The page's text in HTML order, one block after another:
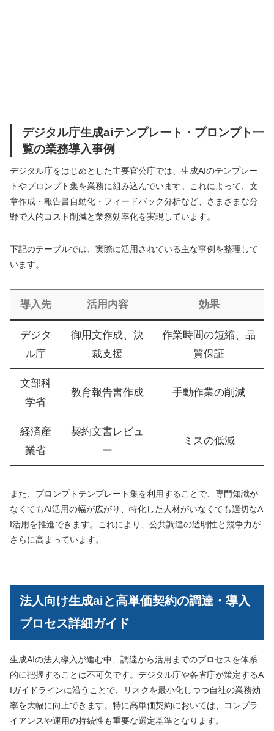
デジタル庁生成aiテンプレート・プロンプト一
覧の業務導入事例
デジタル庁をはじめとした主要官公庁では、生成AIのテンプレー
トやプロンプト集を業務に組み込んでいます。これによって、文
章作成・報告書自動化・フィードバック分析など、さまざまな分
野で人的コスト削減と業務効率化を実現しています。
下記のテーブルでは、実際に活用されている主な事例を整理して
います。
導入先 活用内容 効果
デジタ
ル庁
御用文作成、決
裁支援
作業時間の短縮、品
質保証
文部科
学省
教育報告書作成 手動作業の削減
経済産
業省
契約文書レビュ
ー
ミスの低減
また、プロンプトテンプレート集を利用することで、専門知識が
なくてもAI活用の幅が広がり、特化した人材がいなくても適切なA
I活用を推進できます。これにより、公共調達の透明性と競争力が
さらに高まっています。
法人向け生成aiと高単価契約の調達・導入
プロセス詳細ガイド
生成AIの法人導入が進む中、調達から活用までのプロセスを体系
的に把握することは不可欠です。デジタル庁や各省庁が策定するA
Iガイドラインに沿うことで、リスクを最小化しつつ自社の業務効
率を大幅に向上できます。特に高単価契約においては、コンプラ
イアンスや運用の持続性も重要な選定基準となります。